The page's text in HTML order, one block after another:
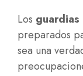
Los
preparados
sea una